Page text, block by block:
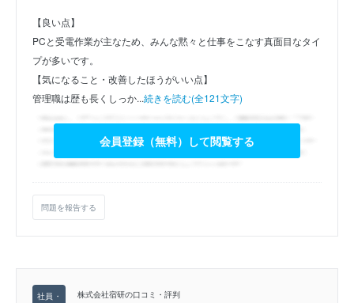
【良い点】
PCと受電作業が主なため、みんな黙々と仕事をこなす真面目なタイ
プが多いです。
【気になること・改善したほうがいい点】
管理職は歴も長くしっか...続きを読む(全121文字)
会員登録（無料）して閲覧する
問題を報告する
株式会社宿研の口コミ・評判